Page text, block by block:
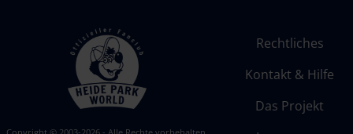
Rechtliches
Kontakt & Hilfe
Das Projekt